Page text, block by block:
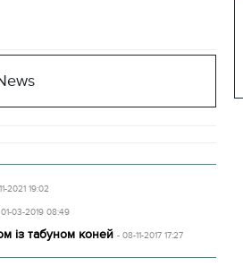
2021 19:02
03-2019 08:49
із табуном коней - 08-11-2017 17:27